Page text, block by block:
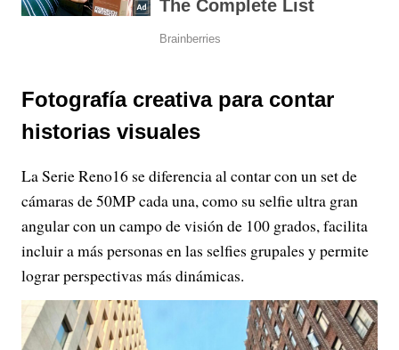
Fotografía creativa para contar
historias visuales
La Serie Reno16 se diferencia al contar con un set de
cámaras de 50MP cada una, como su selfie ultra gran
angular con un campo de visión de 100 grados, facilita
incluir a más personas en las selfies grupales y permite
lograr perspectivas más dinámicas.